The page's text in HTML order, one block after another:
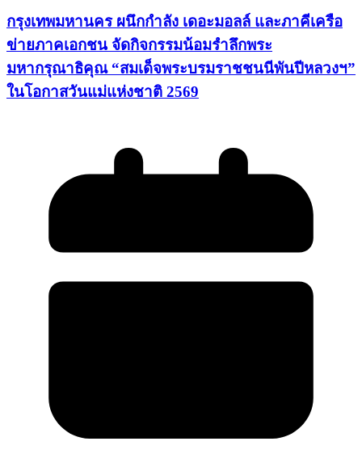
กรุงเทพมหานคร ผนึกกำลัง เดอะมอลล์ และภาคีเครือ
ข่ายภาคเอกชน จัดกิจกรรมน้อมรำลึกพระ
มหากรุณาธิคุณ “สมเด็จพระบรมราชชนนีพันปีหลวงฯ”
ในโอกาสวันแม่แห่งชาติ 2569